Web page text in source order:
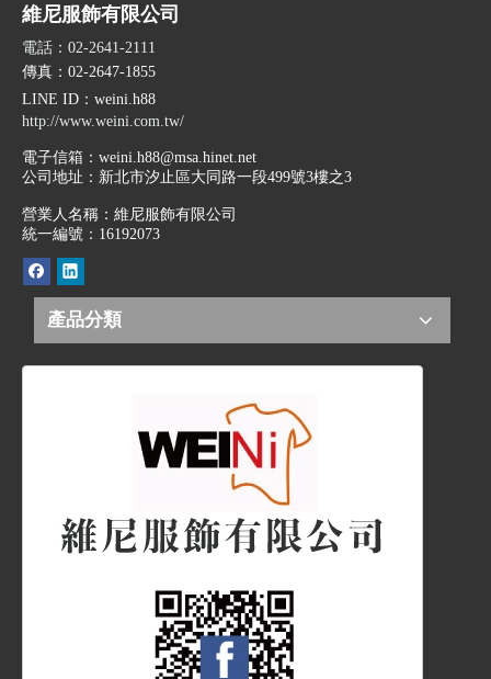
維尼服飾有限公司
電話：02-2641-2111
傳真：02-2647-1855
LINE ID ：weini.h88
http://www.weini.com.tw/
電子信箱： weini.h88@msa.hinet.net
公司地址： 新北市汐止區大同路一段499號3樓之3
營業人名稱：維尼服飾有限公司
統一編號：16192073
產品分類